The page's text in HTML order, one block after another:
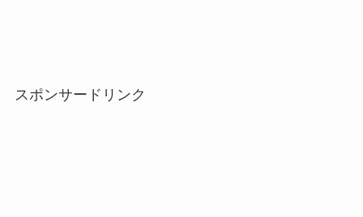
スポンサードリンク